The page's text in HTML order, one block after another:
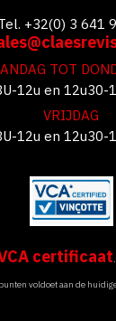
+32(0) 3 641
TOT
12u en 12u30-
VRIJDAG
12u en 12u30-
certificaat
voldoet aan de